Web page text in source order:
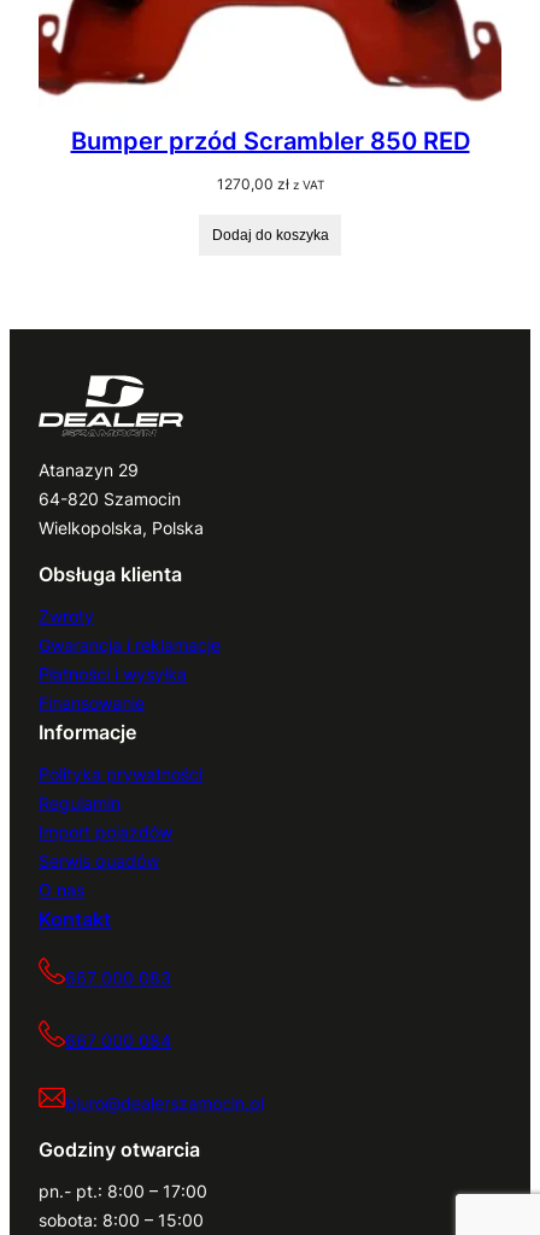
Bumper przód Scrambler 850 RED
1270,00 zł z VAT
Dodaj do koszyka
Atanazyn 29
64-820 Szamocin
Wielkopolska, Polska
Obsługa klienta
Zwroty
Gwarancja i reklamacje
Płatności i wysyłka
Finansowanie
Informacje
Polityka prywatności
Regulamin
Import pojazdów
Serwis quadów
O nas
Kontakt
667 000 083
667 000 084
biuro@dealerszamocin.pl
Godziny otwarcia
pn.- pt.: 8:00 – 17:00
sobota: 8:00 – 15:00